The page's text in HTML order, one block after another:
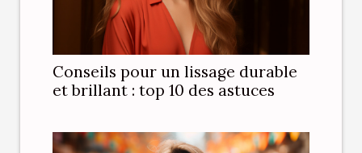
Conseils pour un lissage durable
et brillant : top 10 des astuces